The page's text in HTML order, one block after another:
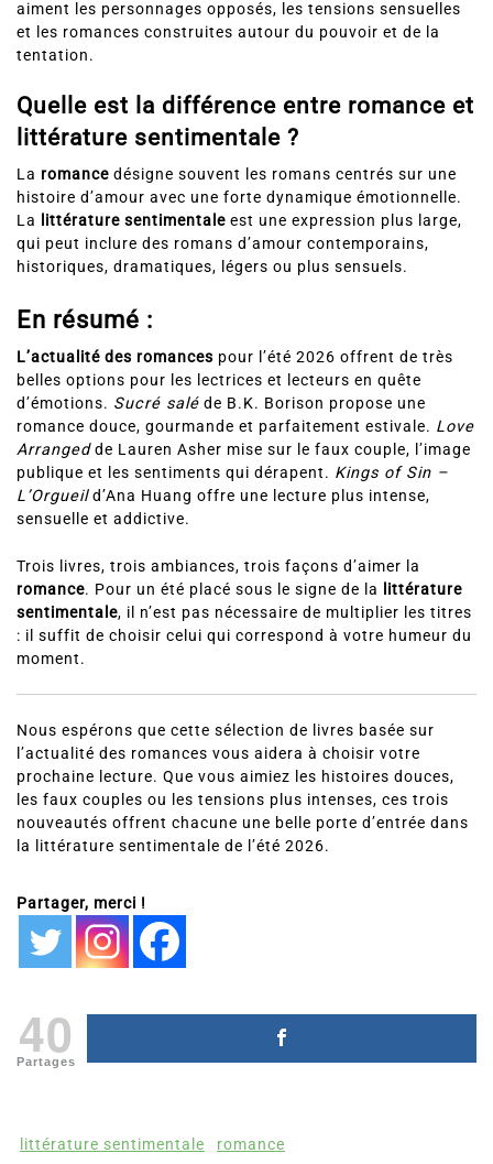
aiment les personnages opposés, les tensions sensuelles
et les romances construites autour du pouvoir et de la
tentation.
Quelle est la différence entre romance et
littérature sentimentale ?
La romance désigne souvent les romans centrés sur une
histoire d’amour avec une forte dynamique émotionnelle.
La
littérature sentimentale est une expression plus large,
qui peut inclure des romans d’amour contemporains,
historiques, dramatiques, légers ou plus sensuels.
En résumé :
L’actualité des romances pour l’été 2026 offrent de très
belles options pour les lectrices et lecteurs en quête
d’émotions. Sucré salé de B.K. Borison propose une
romance douce, gourmande et parfaitement estivale. Love
Arrangedde Lauren Asher mise sur le faux couple, l’image
publique et les sentiments qui dérapent. Kings of Sin –
L’Orgueild’Ana Huang offre une lecture plus intense,
sensuelle et addictive.
Trois livres, trois ambiances, trois façons d’aimer la
romance. Pour un été placé sous le signe de la
littérature
sentimentale, il n’est pas nécessaire de multiplier les titres
: il suffit de choisir celui qui correspond à votre humeur du
moment.
Nous espérons que cette sélection de livres basée sur
l’actualité des romances vous aidera à choisir votre
prochaine lecture. Que vous aimiez les histoires douces,
les faux couples ou les tensions plus intenses, ces trois
nouveautés offrent chacune une belle porte d’entrée dans
la littérature sentimentale de l’été 2026.
Partager, merci !
40
Partages
littérature sentimentale romance